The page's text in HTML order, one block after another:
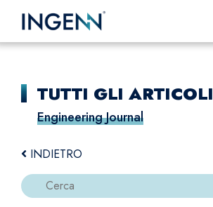
TUTTI GLI ARTICOLI
Engineering Journal
INDIETRO